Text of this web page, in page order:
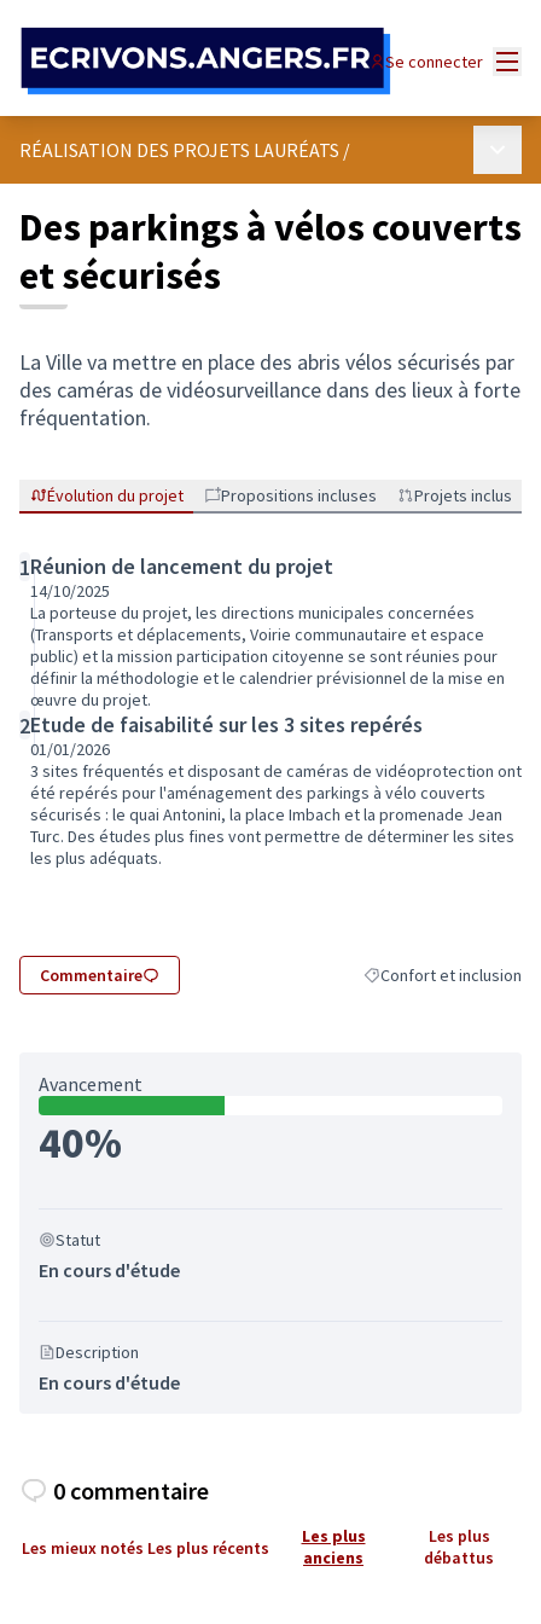
Se connecter
RÉALISATION DES PROJETS LAURÉATS /
Des parkings à vélos couverts
et sécurisés
La Ville va mettre en place des abris vélos sécurisés par
des caméras de vidéosurveillance dans des lieux à forte
fréquentation.
Évolution du projet Propositions incluses Projets inclus
1Réunion de lancement du projet
14/10/2025
La porteuse du projet, les directions municipales concernées
(Transports et déplacements, Voirie communautaire et espace
public) et la mission participation citoyenne se sont réunies pour
définir la méthodologie et le calendrier prévisionnel de la mise en
œuvre du projet.
2Etude de faisabilité sur les 3 sites repérés
01/01/2026
3 sites fréquentés et disposant de caméras de vidéoprotection ont
été repérés pour l'aménagement des parkings à vélo couverts
sécurisés : le quai Antonini, la place Imbach et la promenade Jean
Turc. Des études plus fines vont permettre de déterminer les sites
les plus adéquats.
Commentaire Filtrer les résultats de
Confort et inclusion
Avancement
40%
Statut
En cours d'étude
Description
En cours d'étude
0 commentaire
Les mieux notés Les plus récents
Les plus
anciens
Les plus
débattus